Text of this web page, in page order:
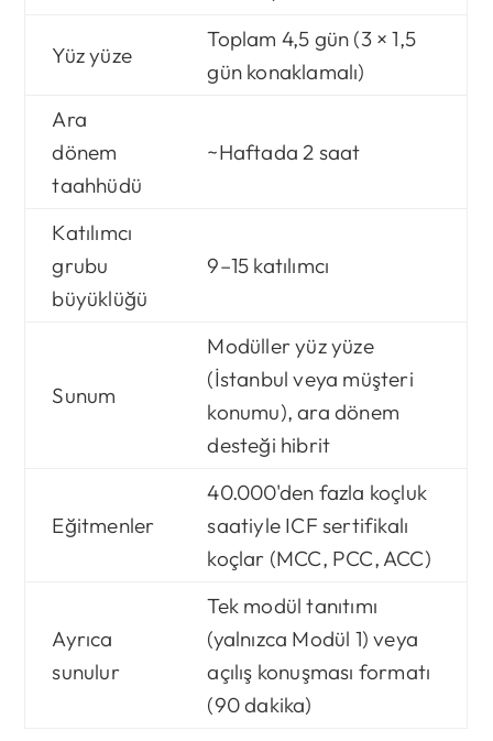
Yüz yüze
Toplam 4,5 gün (3 × 1,5
gün konaklamalı)
Ara
dönem
taahhüdü
~Haftada 2 saat
Katılımcı
grubu
büyüklüğü
9–15 katılımcı
Sunum
Modüller yüz yüze
(İstanbul veya müşteri
konumu), ara dönem
desteği hibrit
Eğitmenler
40.000'den fazla koçluk
saatiyle ICF sertifikalı
koçlar (MCC, PCC, ACC)
Ayrıca
sunulur
Tek modül tanıtımı
(yalnızca Modül 1) veya
açılış konuşması formatı
(90 dakika)